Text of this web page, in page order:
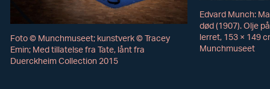
Foto © Munchmuseet; kunstverk © Tracey
Emin; Med tillatelse fra Tate, lånt fra
Duerckheim Collection 2015
Edvard Munch:
død (1907). Olje på
lerret, 153 × 149
Munchmuseet